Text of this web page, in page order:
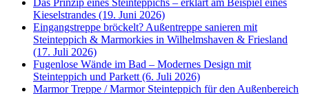
Das Prinzip eines Steinteppichs – erklärt am Beispiel eines
Kieselstrandes (19. Juni 2026)
Eingangstreppe bröckelt? Außentreppe sanieren mit
Steinteppich & Marmorkies in Wilhelmshaven & Friesland
(17. Juli 2026)
Fugenlose Wände im Bad – Modernes Design mit
Steinteppich und Parkett (6. Juli 2026)
Marmor Treppe / Marmor Steinteppich für den Außenbereich